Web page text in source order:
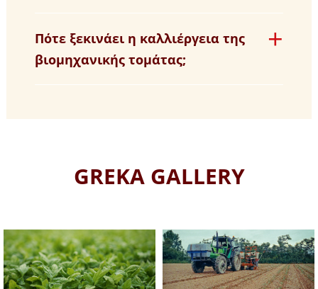
Πότε ξεκινάει η καλλιέργεια της
βιομηχανικής τομάτας;
GREKA GALLERY